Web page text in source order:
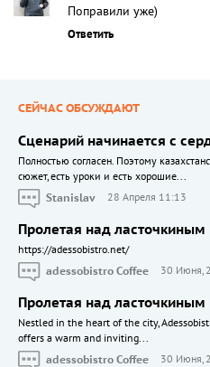
Поправили уже)
Ответить
СЕЙЧАС ОБСУЖДАЮТ
Сценарий начинается с
Полностью согласен. Поэтому
сюжет, есть уроки и есть хорошие...
Stanislav
28 Апреля 11:13
Пролетая над ласточкиным
https://adessobistro.net/
adessobistro Coffee
30 Июня,
Пролетая над ласточкиным
Nestled in the heart of the city,
offers a warm and inviting...
adessobistro Coffee
30 Июня,